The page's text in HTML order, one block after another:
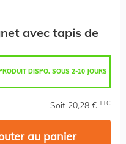
avec tapis de
DISPO. SOUS 2-10 JOURS
Soit 20,28 € TTC
au panier